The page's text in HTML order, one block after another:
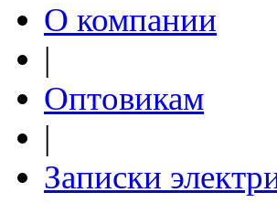
О компании
|
Оптовикам
|
Записки